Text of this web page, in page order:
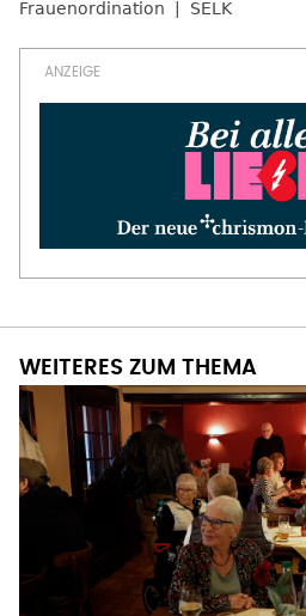
Frauenordination SELK
WEITERES ZUM THEMA